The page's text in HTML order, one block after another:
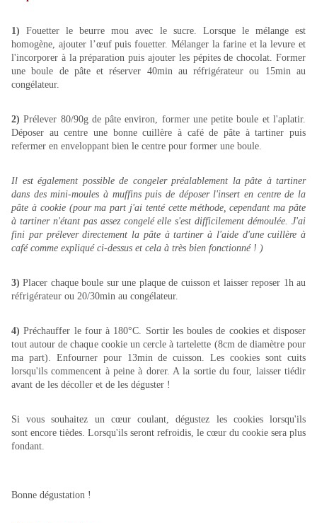
1)
Fouetter le beurre mou avec le sucre. Lorsque le mélange est
homogène, ajouter l’œuf puis fouetter. Mélanger la farine et la levure et
l'incorporer à la préparation puis ajouter les pépites de chocolat. Former
une boule de pâte et réserver 40min au réfrigérateur ou 15min au
congélateur.
2) Prélever 80/90g de pâte environ, former une petite boule et l'aplatir.
Déposer au centre une bonne cuillère à café de pâte à tartiner puis
refermer en enveloppant bien le centre pour former une boule.
Il est également possible de congeler préalablement la pâte à tartiner
dans des mini-moules à muffins puis de déposer l'insert en centre de la
pâte à cookie (pour ma part j'ai tenté cette méthode, cependant ma pâte
à tartiner n'étant pas assez congelé elle s'est difficilement démoulée. J'ai
fini par prélever directement la pâte à tartiner à l'aide d'une cuillère à
café comme expliqué ci-dessus et cela à très bien fonctionné ! )
3) Placer chaque boule sur une plaque de cuisson et laisser reposer 1h au
réfrigérateur ou 20/30min au congélateur.
4) Préchauffer le four à 180°C. Sortir les boules de cookies et disposer
tout autour de chaque cookie un cercle à tartelette (8cm de diamètre pour
ma part). Enfourner pour 13min de cuisson. Les cookies sont cuits
lorsqu'ils commencent à peine à dorer. A la sortie du four, laisser tiédir
avant de les décoller et de les déguster !
Si vous souhaitez un cœur coulant, dégustez les cookies lorsqu'ils
sont encore tièdes. Lorsqu'ils seront refroidis, le cœur du cookie sera plus
fondant.
Bonne dégustation !